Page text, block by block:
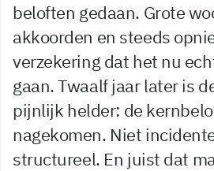
beloften gedaan. Grote
akkoorden en steeds
verzekering dat het nu
gaan. Twaalf jaar later is
pijnlijk helder: de
nagekomen. Niet
structureel. En juist dat